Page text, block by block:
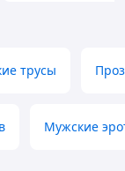
трусы
Мужские